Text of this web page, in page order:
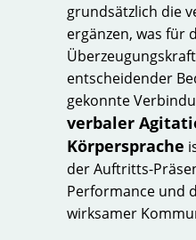
grundsätzlich die
ergänzen, was für
entscheidender
gekonnte
verbaler
Körpersprache
der Auftritts-
Performance und
wirksamer